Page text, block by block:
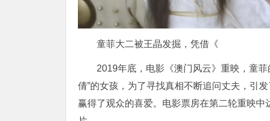
童菲大二被王晶发掘，凭借《
2019年底，电影《澳门风云》重映，童
倩”的女孩，为了寻找真相不断追问丈夫，引
赢得了观众的喜爱。电影票房在第二轮重映